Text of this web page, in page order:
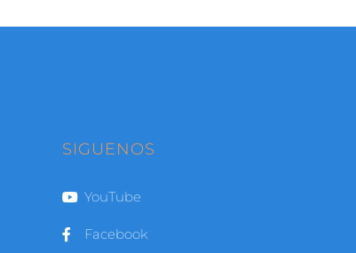
SIGUENOS
YouTube
Facebook